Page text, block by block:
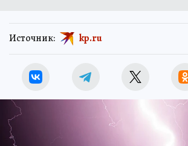
Источник: kp.ru